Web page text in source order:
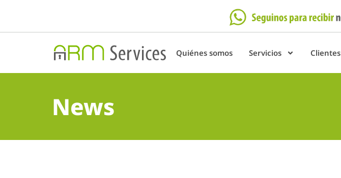
Quiénes somos Servicios Clientes
News